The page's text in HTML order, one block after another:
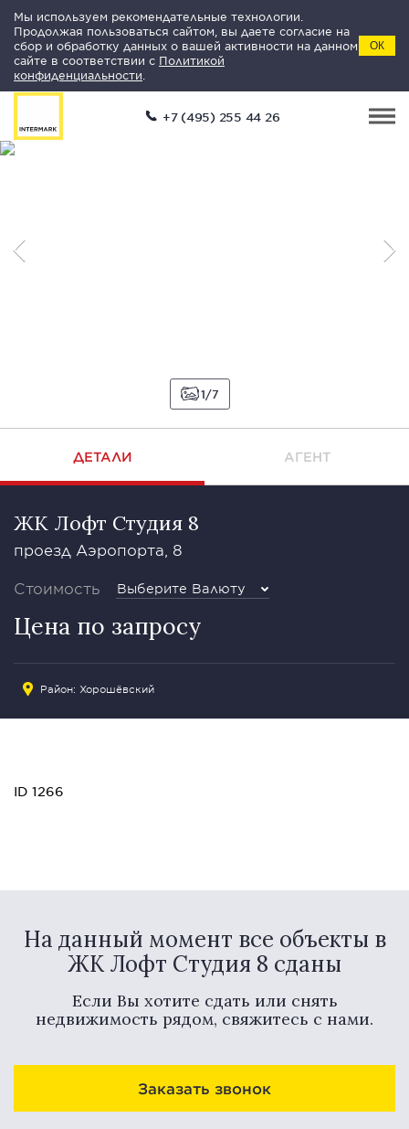
Мы используем рекомендательные технологии.
Продолжая пользоваться сайтом, вы даете согласие на
сбор и обработку данных о вашей активности на данном
сайте в соответствии с Политикой
конфиденциальности
ОК
+7 (495) 255 44 26
1 7
ДЕТАЛИ АГЕНТ
ЖК Лофт Студия 8
проезд Аэропорта, 8
Стоимость Выберите Валюту
Цена по запросу
Район: Хорошёвский
ID 1266
На данный момент все объекты в
ЖК Лофт Студия 8 сданы
Если Вы хотите сдать или снять
недвижимость рядом, свяжитесь с нами.
Заказать звонок